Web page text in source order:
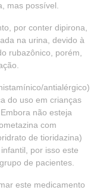
mas possível.
por conter dipirona,
na urina, devido à
rubazônico, porém,
antialérgico)
do uso em crianças
não esteja
com
de tioridazina)
por isso este
de pacientes.
este medicamento